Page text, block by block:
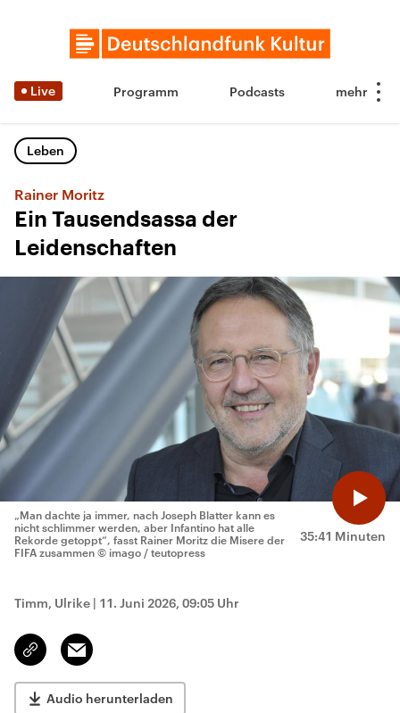
Live Programm Podcasts
Leben
Rainer Moritz
Ein Tausendsassa der
Leidenschaften
35:41 Minuten
„Man dachte ja immer, nach Joseph Blatter kann es
nicht schlimmer werden, aber Infantino hat alle
Rekorde getoppt“, fasst Rainer Moritz die Misere der
FIFA zusammen © imago / teutopress
Timm, Ulrike | 11. Juni 2026, 09:05 Uhr
Link
kopieren/teilen
Email
Audio herunterladen